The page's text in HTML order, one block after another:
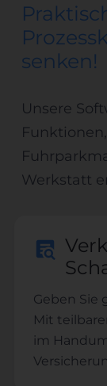
senken!
Unsere
Werkstatt
Geben Sie
Mit
im